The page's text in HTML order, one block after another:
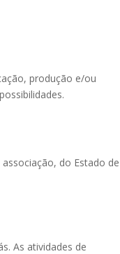
produção e/ou
do Estado de
As atividades de